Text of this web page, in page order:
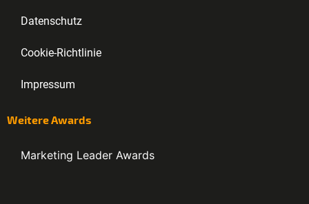
Datenschutz
Cookie-Richtlinie
Impressum
Weitere Awards
Marketing Leader Awards